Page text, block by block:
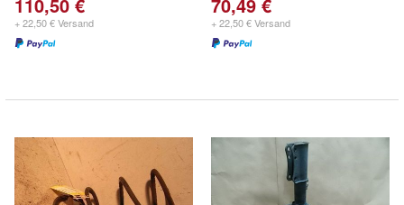
+ 22,50 € Versand + 22,50 € Versand